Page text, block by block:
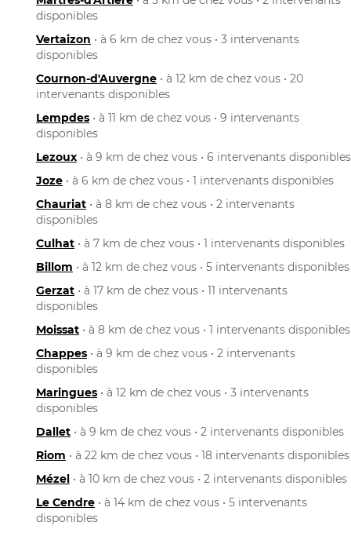
disponibles
Vertaizon • à 6 km de chez vous • 3 intervenants
disponibles
Cournon-d'Auvergne • à 12 km de chez vous • 20
intervenants disponibles
Lempdes • à 11 km de chez vous • 9 intervenants
disponibles
Lezoux • à 9 km de chez vous • 6 intervenants disponibles
Joze • à 6 km de chez vous • 1 intervenants disponibles
Chauriat • à 8 km de chez vous • 2 intervenants
disponibles
Culhat • à 7 km de chez vous • 1 intervenants disponibles
Billom • à 12 km de chez vous • 5 intervenants disponibles
Gerzat • à 17 km de chez vous • 11 intervenants
disponibles
Moissat • à 8 km de chez vous • 1 intervenants disponibles
Chappes • à 9 km de chez vous • 2 intervenants
disponibles
Maringues • à 12 km de chez vous • 3 intervenants
disponibles
Dallet • à 9 km de chez vous • 2 intervenants disponibles
Riom • à 22 km de chez vous • 18 intervenants disponibles
Mézel • à 10 km de chez vous • 2 intervenants disponibles
Le Cendre • à 14 km de chez vous • 5 intervenants
disponibles